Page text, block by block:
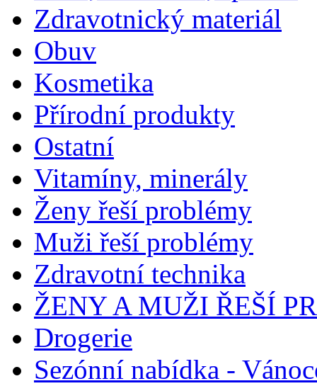
Zdravotnický materiál
Obuv
Kosmetika
Přírodní produkty
Ostatní
Vitamíny, minerály
Ženy řeší problémy
Muži řeší problémy
Zdravotní technika
ŽENY A MUŽI ŘEŠÍ
Drogerie
Sezónní nabídka -